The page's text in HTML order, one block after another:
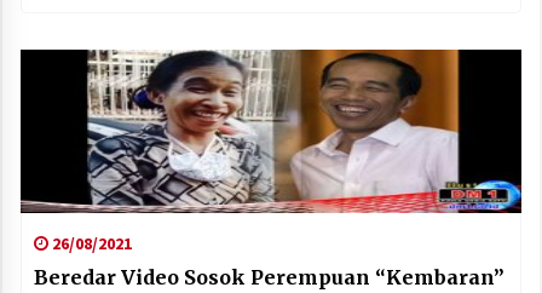
26/08/2021
Beredar Video Sosok Perempuan “Kembaran”